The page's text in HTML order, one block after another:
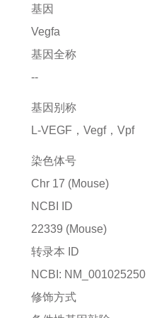
基因
Vegfa
基因全称
--
基因别称
L-VEGF，Vegf，Vpf
染色体号
Chr 17 (Mouse)
NCBI ID
22339 (Mouse)
转录本 ID
NCBI:
修饰方式